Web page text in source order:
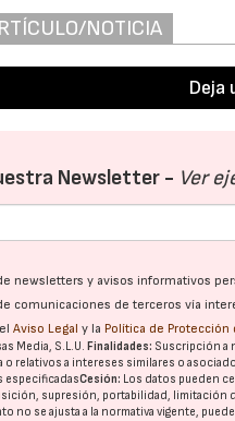
NOTICIA
Deja
Newsletter - Ver
newsletters y avisos informativos
comunicaciones de terceros vía
elAviso Legal y la Política de Protección
Media, S.L.U. Finalidades: Suscripción a
o relativos a intereses similares o
especificadasCesión: Los datos pueden
supresión, portabilidad, limitación
no se ajusta a la normativa vigente,